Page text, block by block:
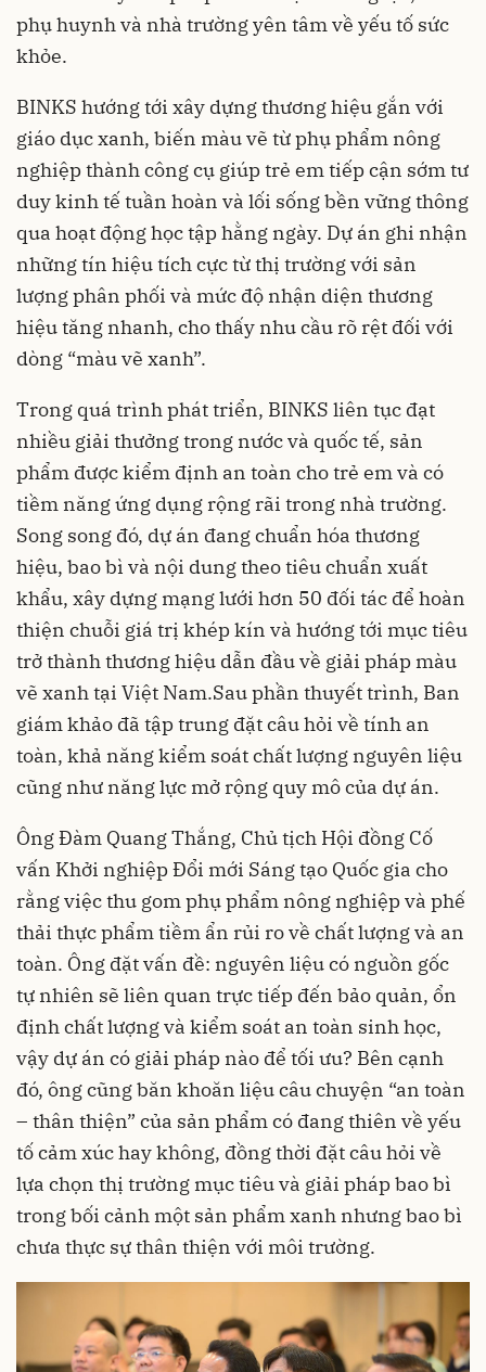
phụ huynh và nhà trường yên tâm về yếu tố sức
khỏe.
BINKS hướng tới xây dựng thương hiệu gắn với
giáo dục xanh, biến màu vẽ từ phụ phẩm nông
nghiệp thành công cụ giúp trẻ em tiếp cận sớm tư
duy kinh tế tuần hoàn và lối sống bền vững thông
qua hoạt động học tập hằng ngày. Dự án ghi nhận
những tín hiệu tích cực từ thị trường với sản
lượng phân phối và mức độ nhận diện thương
hiệu tăng nhanh, cho thấy nhu cầu rõ rệt đối với
dòng “màu vẽ xanh”.
Trong quá trình phát triển, BINKS liên tục đạt
nhiều giải thưởng trong nước và quốc tế, sản
phẩm được kiểm định an toàn cho trẻ em và có
tiềm năng ứng dụng rộng rãi trong nhà trường.
Song song đó, dự án đang chuẩn hóa thương
hiệu, bao bì và nội dung theo tiêu chuẩn xuất
khẩu, xây dựng mạng lưới hơn 50 đối tác để hoàn
thiện chuỗi giá trị khép kín và hướng tới mục tiêu
trở thành thương hiệu dẫn đầu về giải pháp màu
vẽ xanh tại Việt Nam.Sau phần thuyết trình, Ban
giám khảo đã tập trung đặt câu hỏi về tính an
toàn, khả năng kiểm soát chất lượng nguyên liệu
cũng như năng lực mở rộng quy mô của dự án.
Ông Đàm Quang Thắng, Chủ tịch Hội đồng Cố
vấn Khởi nghiệp Đổi mới Sáng tạo Quốc gia cho
rằng việc thu gom phụ phẩm nông nghiệp và phế
thải thực phẩm tiềm ẩn rủi ro về chất lượng và an
toàn. Ông đặt vấn đề: nguyên liệu có nguồn gốc
tự nhiên sẽ liên quan trực tiếp đến bảo quản, ổn
định chất lượng và kiểm soát an toàn sinh học,
vậy dự án có giải pháp nào để tối ưu? Bên cạnh
đó, ông cũng băn khoăn liệu câu chuyện “an toàn
– thân thiện” của sản phẩm có đang thiên về yếu
tố cảm xúc hay không, đồng thời đặt câu hỏi về
lựa chọn thị trường mục tiêu và giải pháp bao bì
trong bối cảnh một sản phẩm xanh nhưng bao bì
chưa thực sự thân thiện với môi trường.